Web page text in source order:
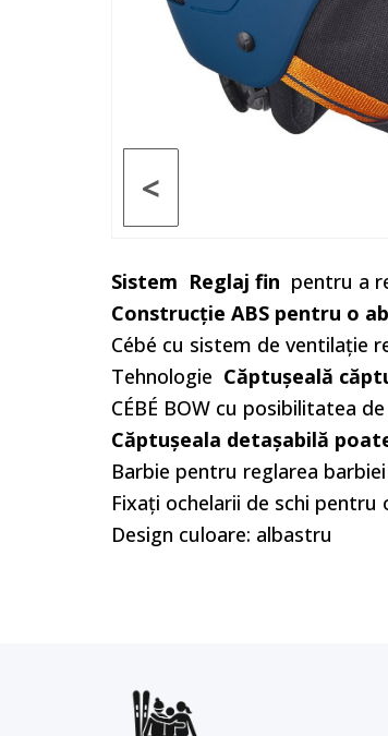
<
Sistem Reglaj fin pentru a
Construcție ABS pentru o
Cébé cu sistem de ventilație
Tehnologie Căptușeală
CÉBÉ BOW cu posibilitatea
Căptușeala detașabilă
Barbie pentru reglarea barbiei
Fixați ochelarii de schi pentru
Design culoare: albastru